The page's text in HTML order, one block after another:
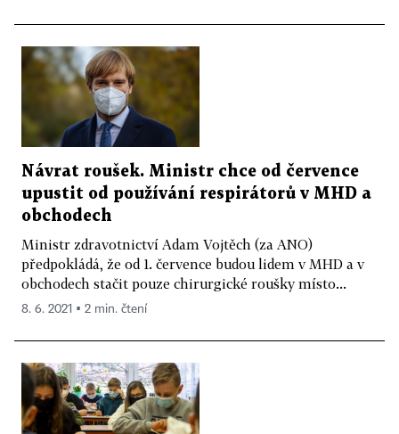
Návrat roušek. Ministr chce od července
upustit od používání respirátorů v MHD a
obchodech
Ministr zdravotnictví Adam Vojtěch (za ANO)
předpokládá, že od 1. července budou lidem v MHD a v
obchodech stačit pouze chirurgické roušky místo...
8. 6. 2021 ▪ 2 min. čtení